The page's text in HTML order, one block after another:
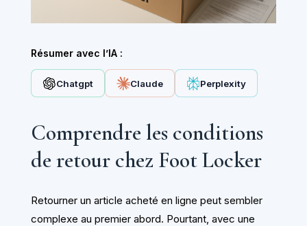
Résumer avec l’IA :
Chatgpt Claude Perplexity
Comprendre les conditions
de retour chez Foot Locker
Retourner un article acheté en ligne peut sembler
complexe au premier abord. Pourtant, avec une